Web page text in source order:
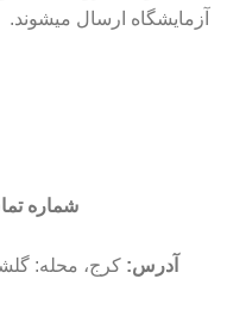
آزمایشگاه ارسال میشوند.
شماره
آدرس: کرج، محله: